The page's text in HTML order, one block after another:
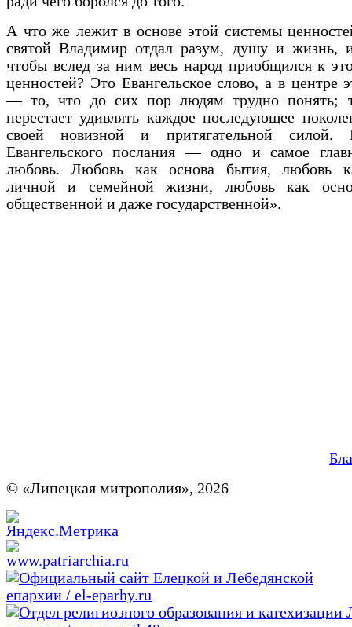
А что же лежит в основе этой системы
святой Владимир отдал разум, душу и жизнь,
чтобы вслед за ним весь народ приобщился к
ценностей? Это Евангельское слово, а в центре
— то, что до сих пор людям трудно понять;
перестает удивлять каждое последующее
своей новизной и притягательной силой.
Евангельского послания — одно и самое
любовь. Любовь как основа бытия, любовь
личной и семейной жизни, любовь как
общественной и даже государственной».
© «Липецкая митрополия», 2026